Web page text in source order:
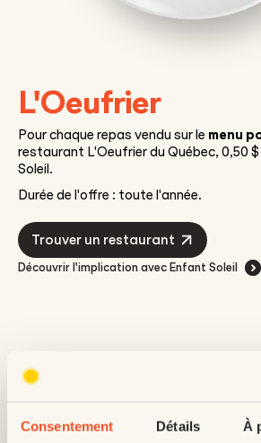
Consentement Détails À
L'Oeufrier
Pour chaque repas vendu sur le menu
restaurant L'Oeufrier du Québec, 0,50
Soleil.
Durée de l'offre : toute l'année.
Trouver un restaurant
Découvrir l'implication avec Enfant Soleil